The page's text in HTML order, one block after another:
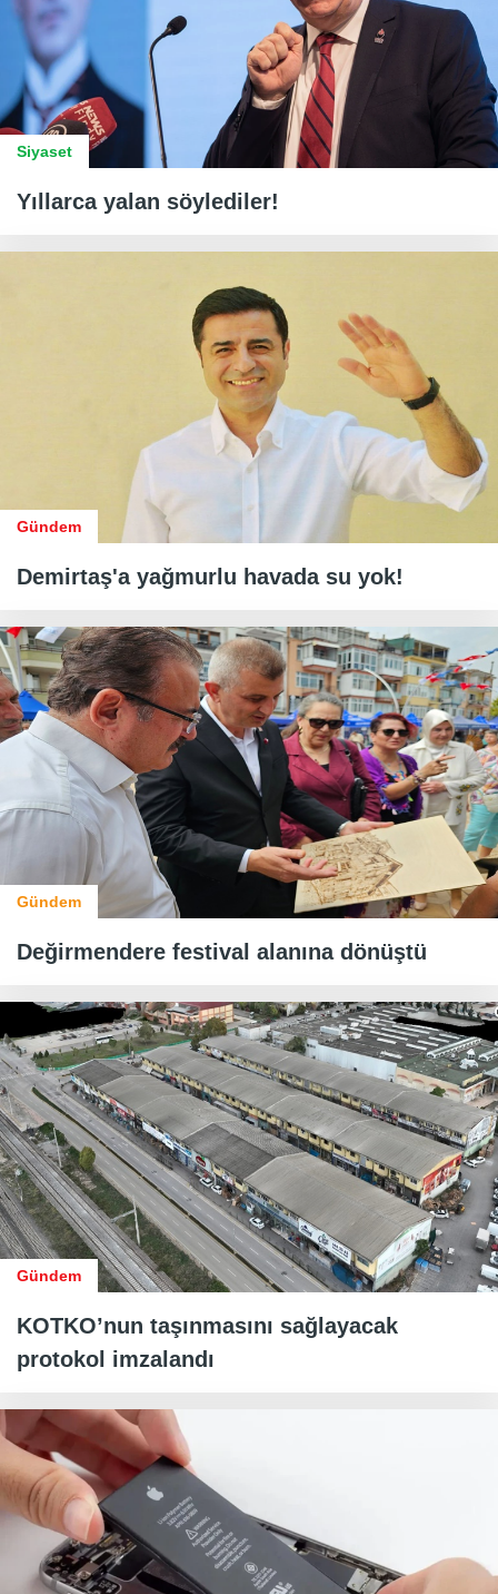
Siyaset
Yıllarca yalan söylediler!
Gündem
Demirtaş'a yağmurlu havada su yok!
Gündem
Değirmendere festival alanına dönüştü
Gündem
KOTKO’nun taşınmasını sağlayacak
protokol imzalandı